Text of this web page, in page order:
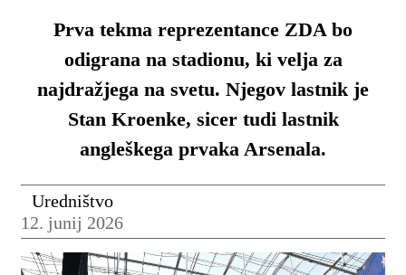
Prva tekma reprezentance ZDA bo
odigrana na stadionu, ki velja za
najdražjega na svetu. Njegov lastnik je
Stan Kroenke, sicer tudi lastnik
angleškega prvaka Arsenala.
Uredništvo
12. junij 2026